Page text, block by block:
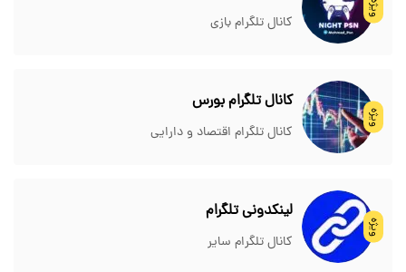
ویژه
کانال تلگرام بازی
ویژه
کانال تلگرام بورس
کانال تلگرام اقتصاد و دارایی
ویژه
لینکدونی تلگرام
کانال تلگرام سایر